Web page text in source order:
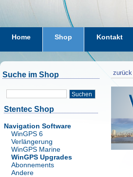
Home Shop Kontakt
Suche im Shop
Suchen
Stentec Shop
Navigation Software
WinGPS 6
Verlängerung
WinGPS Marine
WinGPS Upgrades
Abonnements
Andere